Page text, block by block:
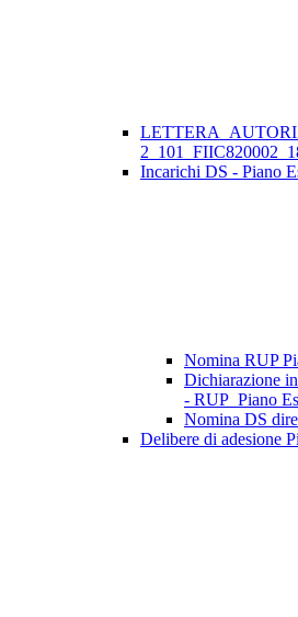
Incarichi DS - Piano
Nomina RUP
Dichiarazione
- RUP_Piano
Nomina DS
Delibere di adesione